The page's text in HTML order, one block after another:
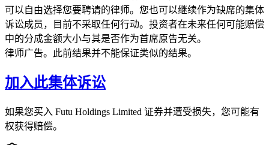
可以自由选择您要聘请的律师。您也可以继续作为缺席的集体
诉讼成员，目前不采取任何行动。投资者在未来任何可能赔偿
中的分成金额大小与其是否作为首席原告无关。
律师广告。此前结果并不能保证类似的结果。
加入此集体诉讼
如果您买入 Futu Holdings Limited 证券并遭受损失，您可能有
权获得赔偿。